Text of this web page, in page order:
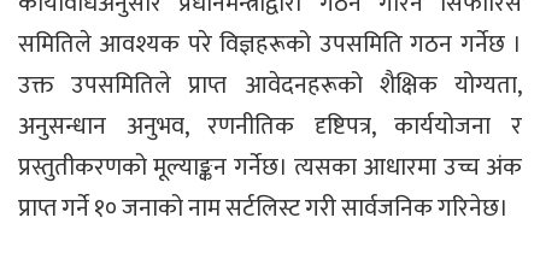
समितिले आवश्यक परे विज्ञहरूको उपसमिति गठन गर्नेछ ।
उक्त उपसमितिले प्राप्त आवेदनहरूको शैक्षिक योग्यता,
अनुसन्धान अनुभव, रणनीतिक दृष्टिपत्र, कार्ययोजना र
प्रस्तुतीकरणको मूल्याङ्कन गर्नेछ। त्यसका आधारमा उच्च अंक
प्राप्त गर्ने १० जनाको नाम सर्टलिस्ट गरी सार्वजनिक गरिनेछ।